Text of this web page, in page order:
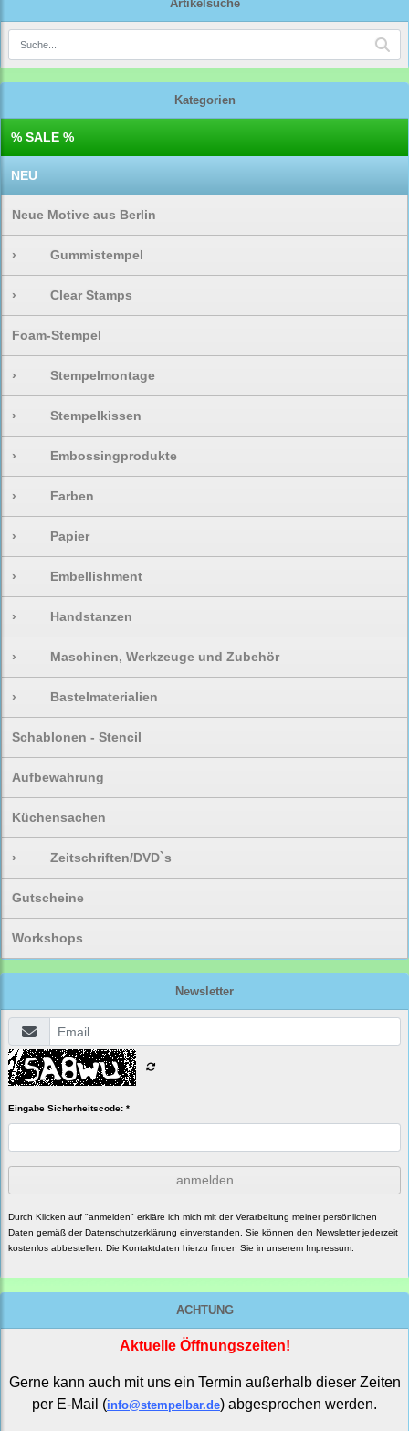
Artikelsuche
Kategorien
% SALE %
NEU
Neue Motive aus Berlin
› Gummistempel
› Clear Stamps
Foam-Stempel
› Stempelmontage
› Stempelkissen
› Embossingprodukte
› Farben
› Papier
› Embellishment
› Handstanzen
› Maschinen, Werkzeuge und Zubehör
› Bastelmaterialien
Schablonen - Stencil
Aufbewahrung
Küchensachen
› Zeitschriften/DVD`s
Gutscheine
Workshops
Newsletter
Eingabe Sicherheitscode: *
anmelden
Durch Klicken auf "anmelden" erkläre ich mich mit der Verarbeitung meiner persönlichen
Daten gemäß der Datenschutzerklärung einverstanden. Sie können den Newsletter jederzeit
kostenlos abbestellen. Die Kontaktdaten hierzu finden Sie in unserem Impressum.
ACHTUNG
Aktuelle Öffnungszeiten!
Gerne kann auch mit uns ein Termin außerhalb dieser Zeiten
per E-Mail (info@stempelbar.de) abgesprochen werden.